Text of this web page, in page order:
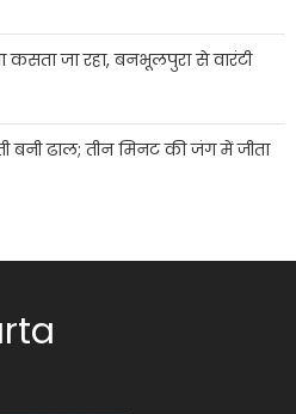
जा रहा, बनभूलपुरा से वारंटी
बनी ढाल; तीन मिनट की जंग में जीता